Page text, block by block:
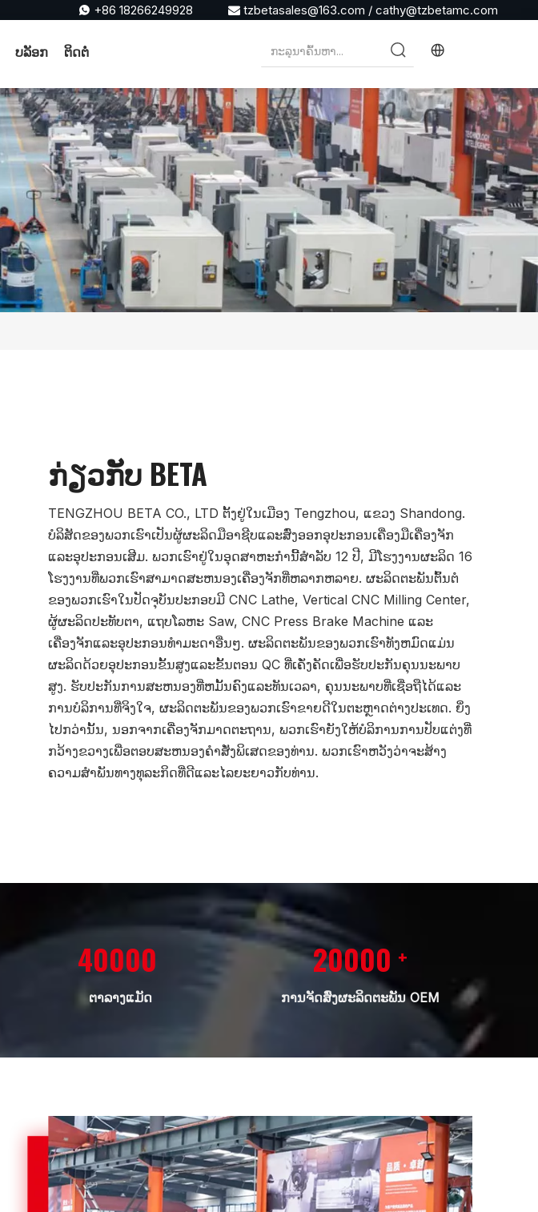
 +86 18266249928  tzbetasales@163.com / cathy@tzbetamc.com
ບລັອກ ຕິດຕໍ່
ກ່ຽວກັບ BETA
TENGZHOU BETA CO., LTD ຕັ້ງຢູ່ໃນເມືອງ Tengzhou, ແຂວງ Shandong.
ບໍລິສັດຂອງພວກເຮົາເປັນຜູ້ຜະລິດມືອາຊີບແລະສົ່ງອອກອຸປະກອນເຄື່ອງມືເຄື່ອງຈັກ
ແລະອຸປະກອນເສີມ. ພວກເຮົາຢູ່ໃນອຸດສາຫະກໍານີ້ສໍາລັບ 12 ປີ, ມີໂຮງງານຜະລິດ 16
ໂຮງງານທີ່ພວກເຮົາສາມາດສະຫນອງເຄື່ອງຈັກທີ່ຫລາກຫລາຍ. ຜະລິດຕະພັນຕົ້ນຕໍ
ຂອງພວກເຮົາໃນປັດຈຸບັນປະກອບມີ CNC Lathe, Vertical CNC Milling Center,
ຜູ້ຜະລິດປະທັບຕາ, ແຖບໂລຫະ Saw, CNC Press Brake Machine ແລະ
ເຄື່ອງຈັກແລະອຸປະກອນທໍາມະດາອື່ນໆ. ຜະລິດຕະພັນຂອງພວກເຮົາທັງຫມົດແມ່ນ
ຜະລິດດ້ວຍອຸປະກອນຂັ້ນສູງແລະຂັ້ນຕອນ QC ທີ່ເຄັ່ງຄັດເພື່ອຮັບປະກັນຄຸນນະພາບ
ສູງ. ຮັບປະກັນການສະຫນອງທີ່ຫມັ້ນຄົງແລະທັນເວລາ, ຄຸນນະພາບທີ່ເຊື່ອຖືໄດ້ແລະ
ການບໍລິການທີ່ຈິງໃຈ, ຜະລິດຕະພັນຂອງພວກເຮົາຂາຍດີໃນຕະຫຼາດຕ່າງປະເທດ. ຍິ່ງ
ໄປກວ່ານັ້ນ, ນອກຈາກເຄື່ອງຈັກມາດຕະຖານ, ພວກເຮົາຍັງໃຫ້ບໍລິການການປັບແຕ່ງທີ່
ກວ້າງຂວາງເພື່ອຕອບສະຫນອງຄໍາສັ່ງພິເສດຂອງທ່ານ. ພວກເຮົາຫວັງວ່າຈະສ້າງ
ຄວາມສໍາພັນທາງທຸລະກິດທີ່ດີແລະໄລຍະຍາວກັບທ່ານ.
40000
ຕາລາງແມັດ
20000 +
ການຈັດສົ່ງຜະລິດຕະພັນ OEM